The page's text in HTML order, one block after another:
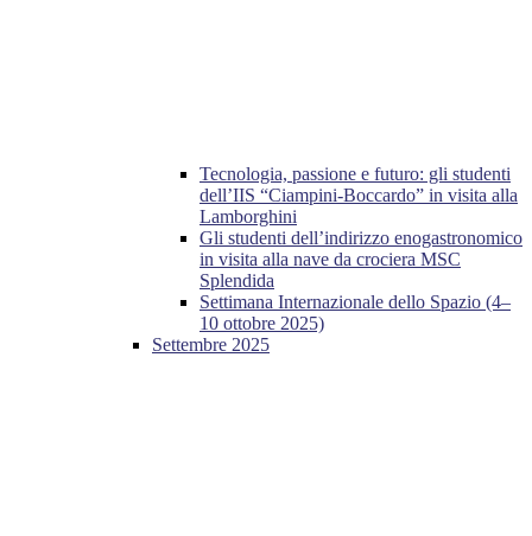
Tecnologia, passione e futuro: gli studenti
dell’IIS “Ciampini-Boccardo” in visita alla
Lamborghini
Gli studenti dell’indirizzo enogastronomico
in visita alla nave da crociera MSC
Splendida
Settimana Internazionale dello Spazio (4–
10 ottobre 2025)
Settembre 2025